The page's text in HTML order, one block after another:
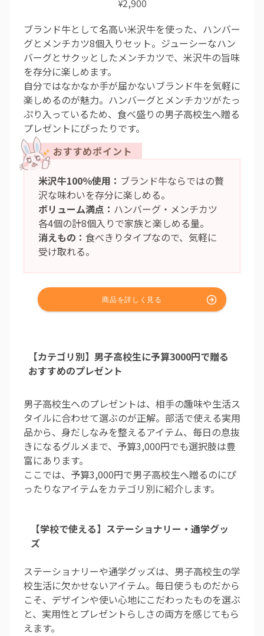
¥
ブランド牛として名高い米沢牛を使った、ハンバー
グとメンチカツ8個入りセット。ジューシーなハン
バーグとサクッとしたメンチカツで、米沢牛の旨味
を存分に楽しめます。
自分ではなかなか手が届かないブランド牛を気軽に
楽しめるのが魅力。ハンバーグとメンチカツがたっ
ぷり入っているため、食べ盛りの男子高校生へ贈る
プレゼントにぴったりです。
米沢牛100％使用： ブランド牛ならではの贅
沢な味わいを存分に楽しめる。
ボリューム満点： ハンバーグ・メンチカツ
各4個の計8個入りで家族と楽しめる量。
消えもの： 食べきりタイプなので、気軽に
受け取れる。
【カテゴリ別】男子高校生に予算3000円で贈る
おすすめのプレゼント
男子高校生へのプレゼントは、相手の趣味や生活ス
タイルに合わせて選ぶのが正解。部活で使える実用
品から、身だしなみを整えるアイテム、毎日の息抜
きになるグルメまで、予算3,000円でも選択肢は豊
富にあります。
ここでは、予算3,000円で男子高校生へ贈るのにぴ
ったりなアイテムをカテゴリ別に紹介します。
【学校で使える】ステーショナリー・通学グッ
ズ
ステーショナリーや通学グッズは、男子高校生の学
校生活に欠かせないアイテム。毎日使うものだから
こそ、デザインや使い心地にこだわったものを選ぶ
と、実用性とプレゼントらしさの両方を感じてもら
えます。